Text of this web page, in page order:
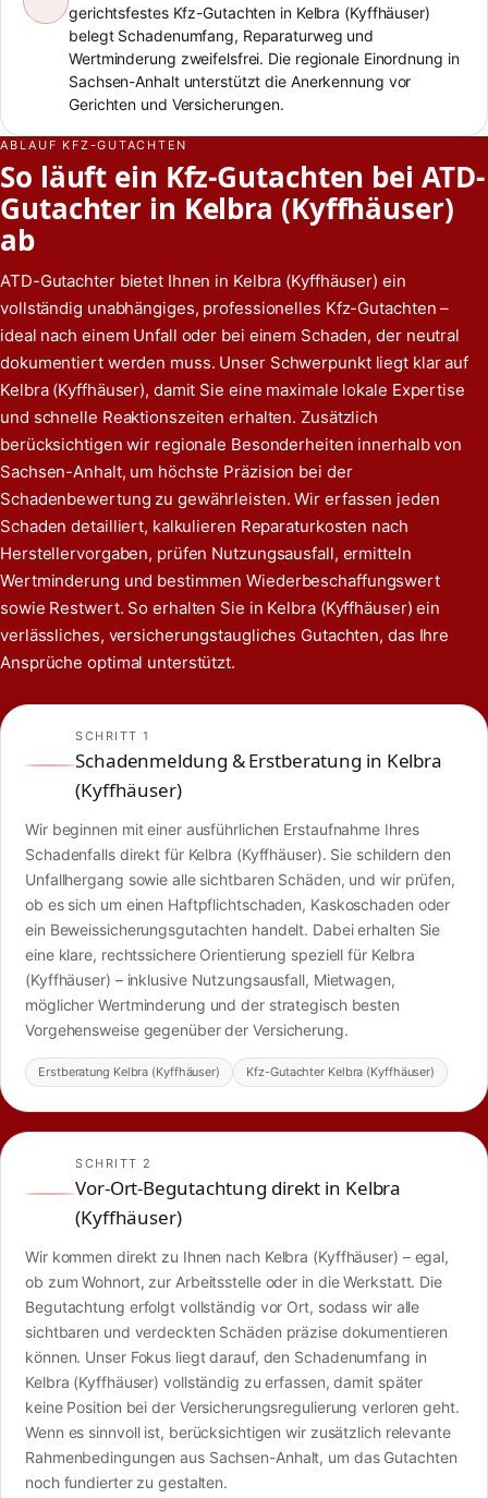
gerichtsfestes Kfz-Gutachten in Kelbra (Kyffhäuser)
belegt Schadenumfang, Reparaturweg und
Wertminderung zweifelsfrei. Die regionale Einordnung in
Sachsen-Anhalt unterstützt die Anerkennung vor
Gerichten und Versicherungen.
ABLAUF KFZ-GUTACHTEN
So läuft ein Kfz-Gutachten bei ATD-
Gutachter in Kelbra (Kyffhäuser)
ab
ATD-Gutachter bietet Ihnen in Kelbra (Kyffhäuser) ein
vollständig unabhängiges, professionelles Kfz-Gutachten –
ideal nach einem Unfall oder bei einem Schaden, der neutral
dokumentiert werden muss. Unser Schwerpunkt liegt klar auf
Kelbra (Kyffhäuser), damit Sie eine maximale lokale Expertise
und schnelle Reaktionszeiten erhalten. Zusätzlich
berücksichtigen wir regionale Besonderheiten innerhalb von
Sachsen-Anhalt, um höchste Präzision bei der
Schadenbewertung zu gewährleisten. Wir erfassen jeden
Schaden detailliert, kalkulieren Reparaturkosten nach
Herstellervorgaben, prüfen Nutzungsausfall, ermitteln
Wertminderung und bestimmen Wiederbeschaffungswert
sowie Restwert. So erhalten Sie in Kelbra (Kyffhäuser) ein
verlässliches, versicherungstaugliches Gutachten, das Ihre
Ansprüche optimal unterstützt.
SCHRITT 1
Schadenmeldung & Erstberatung in Kelbra
(Kyffhäuser)
Wir beginnen mit einer ausführlichen Erstaufnahme Ihres
Schadenfalls direkt für Kelbra (Kyffhäuser). Sie schildern den
Unfallhergang sowie alle sichtbaren Schäden, und wir prüfen,
ob es sich um einen Haftpflichtschaden, Kaskoschaden oder
ein Beweissicherungsgutachten handelt. Dabei erhalten Sie
eine klare, rechtssichere Orientierung speziell für Kelbra
(Kyffhäuser) – inklusive Nutzungsausfall, Mietwagen,
möglicher Wertminderung und der strategisch besten
Vorgehensweise gegenüber der Versicherung.
Erstberatung Kelbra (Kyffhäuser) Kfz-Gutachter Kelbra (Kyffhäuser)
SCHRITT 2
Vor-Ort-Begutachtung direkt in Kelbra
(Kyffhäuser)
Wir kommen direkt zu Ihnen nach Kelbra (Kyffhäuser) – egal,
ob zum Wohnort, zur Arbeitsstelle oder in die Werkstatt. Die
Begutachtung erfolgt vollständig vor Ort, sodass wir alle
sichtbaren und verdeckten Schäden präzise dokumentieren
können. Unser Fokus liegt darauf, den Schadenumfang in
Kelbra (Kyffhäuser) vollständig zu erfassen, damit später
keine Position bei der Versicherungsregulierung verloren geht.
Wenn es sinnvoll ist, berücksichtigen wir zusätzlich relevante
Rahmenbedingungen aus Sachsen-Anhalt, um das Gutachten
noch fundierter zu gestalten.